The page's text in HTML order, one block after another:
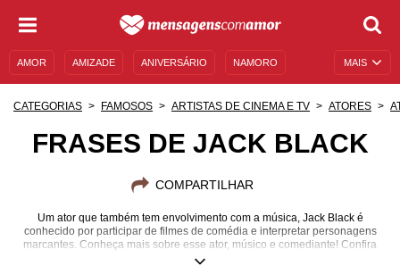
MAIS
AMOR AMIZADE ANIVERSÁRIO NAMORO
CATEGORIAS FAMOSOS ARTISTAS DE CINEMA E TV ATORES
FRASES DE JACK BLACK
COMPARTILHAR
Um ator que também tem envolvimento com a música, Jack Black é
conhecido por participar de filmes de comédia e interpretar personagens
marcantes. Conheça mais sobre esse ator, músico e comediante! Confira
algumas e suas frases e pensamentos sobre a vida!